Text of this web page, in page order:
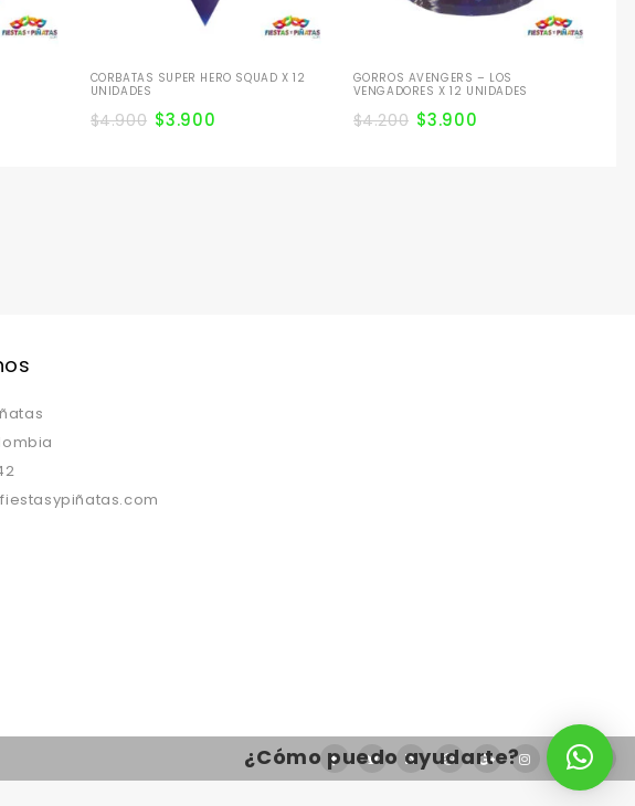
CORBATAS SUPER HERO SQUAD X 12
UNIDADES
$4.900 $3.900
GORROS AVENGERS – LOS
VENGADORES X 12 UNIDADES
$4.200 $3.900
¿Cómo puedo ayudarte?